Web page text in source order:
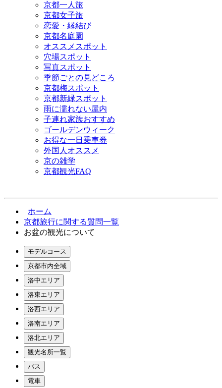
京都一人旅
京都女子旅
恋愛・縁結び
京都名庭園
オススメスポット
穴場スポット
写真スポット
季節ごとの見どころ
京都梅スポット
京都新緑スポット
雨に濡れない屋内
子連れ家族おすすめ
ゴールデンウィーク
お得な一日乗車券
外国人オススメ
京の雑学
京都観光FAQ
ホーム
京都旅行に関する質問一覧
お盆の観光について
モデルコース
京都市内全域
洛中エリア
洛東エリア
洛西エリア
洛南エリア
洛北エリア
観光名所一覧
バス
電車